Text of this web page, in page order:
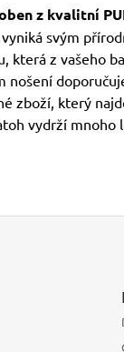
z kvalitní
svým
která z vašeho
nošení
zboží, který
vydrží mnoho